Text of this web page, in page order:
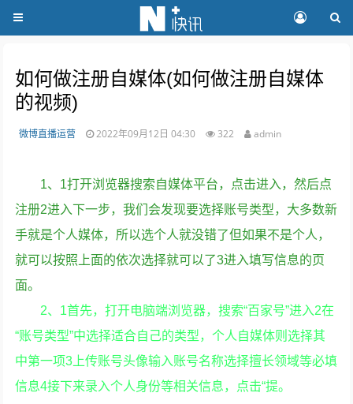
如何做注册自媒体(如何做注册自媒体
的视频)
微博直播运营 2022年09月12日 04:30 322 admin
1、1打开浏览器搜索自媒体平台，点击进入，然后点
注册2进入下一步，我们会发现要选择账号类型，大多数新
手就是个人媒体，所以选个人就没错了但如果不是个人，
就可以按照上面的依次选择就可以了3进入填写信息的页
面。
2、1首先，打开电脑端浏览器，搜索“百家号”进入2在
“账号类型”中选择适合自己的类型，个人自媒体则选择其
中第一项3上传账号头像输入账号名称选择擅长领域等必填
信息4接下来录入个人身份等相关信息，点击“提。